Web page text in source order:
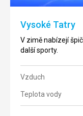
Vysoké Tatry
V zimě nabízejí
další sporty.
Vzduch
Teplota vody
městy,
přírodou a
lidovým
stavitelstvím.
Vzduch
vody
°C